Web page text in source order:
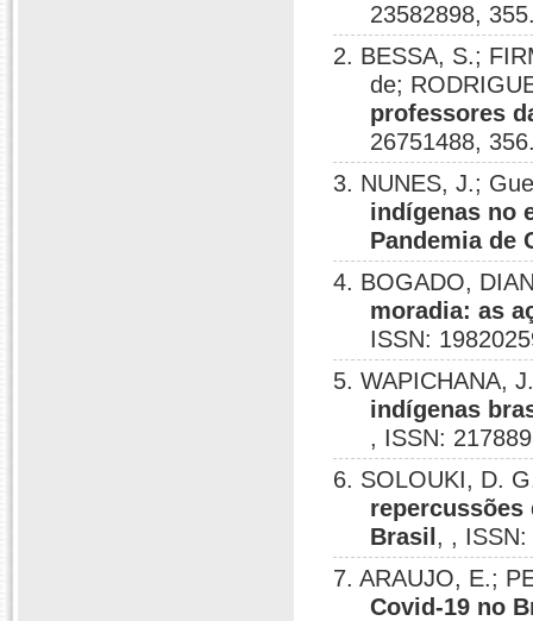
23582898,
2. BESSA, S.;
de;
professores
26751488,
3. NUNES, J.;
indígenas no
Pandemia de
4. BOGADO,
moradia: as
ISSN:
5. WAPICHANA,
indígenas
, ISSN:
6. SOLOUKI, D.
repercussões
Brasil , ,
7. ARAUJO, E.;
Covid-19 no